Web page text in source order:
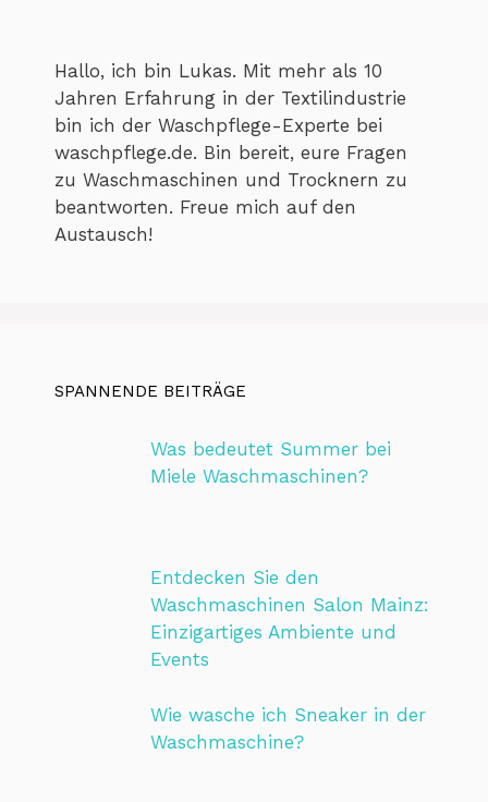
Hallo, ich bin Lukas. Mit mehr als 10
Jahren Erfahrung in der Textilindustrie
bin ich der Waschpflege-Experte bei
waschpflege.de. Bin bereit, eure Fragen
zu Waschmaschinen und Trocknern zu
beantworten. Freue mich auf den
Austausch!
SPANNENDE BEITRÄGE
Was bedeutet Summer bei
Miele Waschmaschinen?
Entdecken Sie den
Waschmaschinen Salon Mainz:
Einzigartiges Ambiente und
Events
Wie wasche ich Sneaker in der
Waschmaschine?